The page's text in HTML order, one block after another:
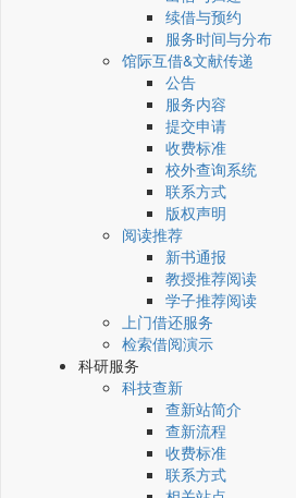
续借与预约
服务时间与分布
馆际互借&文献传递
公告
服务内容
提交申请
收费标准
校外查询系统
联系方式
版权声明
阅读推荐
新书通报
教授推荐阅读
学子推荐阅读
上门借还服务
检索借阅演示
科研服务
科技查新
查新站简介
查新流程
收费标准
联系方式